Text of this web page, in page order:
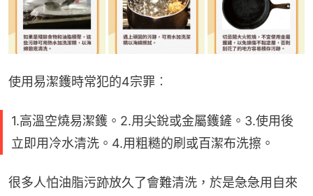
使用易潔鑊時常犯的4宗罪︰
1.高溫空燒易潔鑊。2.用尖銳或金屬鑊鏟。3.使用後
立即用冷水清洗。4.用粗糙的刷或百潔布洗擦。
很多人怕油脂污跡放久了會難清洗，於是急急用自來